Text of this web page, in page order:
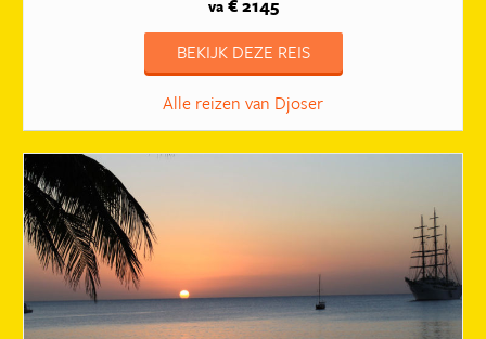
va€ 2145
BEKIJK DEZE REIS
Alle reizen van Djoser